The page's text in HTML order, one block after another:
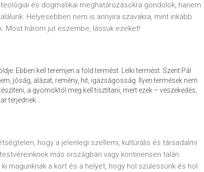
és dogmatikai meghatározásokra gondolok, hanem
Helyesebben nem is annyira szavakra, mint inkább
Most három jut eszembe, lássuk ezeket!
Ebben kell teremjen a föld termést. Lelki termést. Szent Pál
jóság, alázat, remény, hit, igazságosság. Ilyen termések nem
a gyomoktól meg kell tisztítani, mert ezek – veszekedés,
terjednek…
hogy a jelenlegi szellemi, kultúrális és társadalmi
más országban vagy kontinensen talán
magunknak a kort és a helyet, hogy hol szülessünk és hol